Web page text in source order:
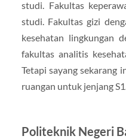
studi. Fakultas
studi. Fakultas gizi
kesehatan lingkungan
fakultas analitis
Tetapi sayang sekarang
ruangan untuk jenjang
Politeknik Negeri